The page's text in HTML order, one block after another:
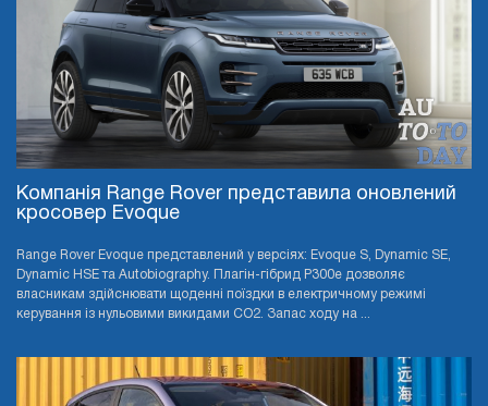
Компанія Range Rover представила оновлений
кросовер Evoque
Range Rover Evoque представлений у версіях: Evoque S, Dynamic SE,
Dynamic HSE та Autobiography. Плагін-гібрид P300e дозволяє
власникам здійснювати щоденні поїздки в електричному режимі
керування із нульовими викидами CO2. Запас ходу на ...